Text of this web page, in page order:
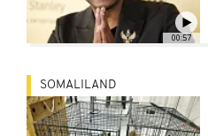
00:57
SOMALILAND